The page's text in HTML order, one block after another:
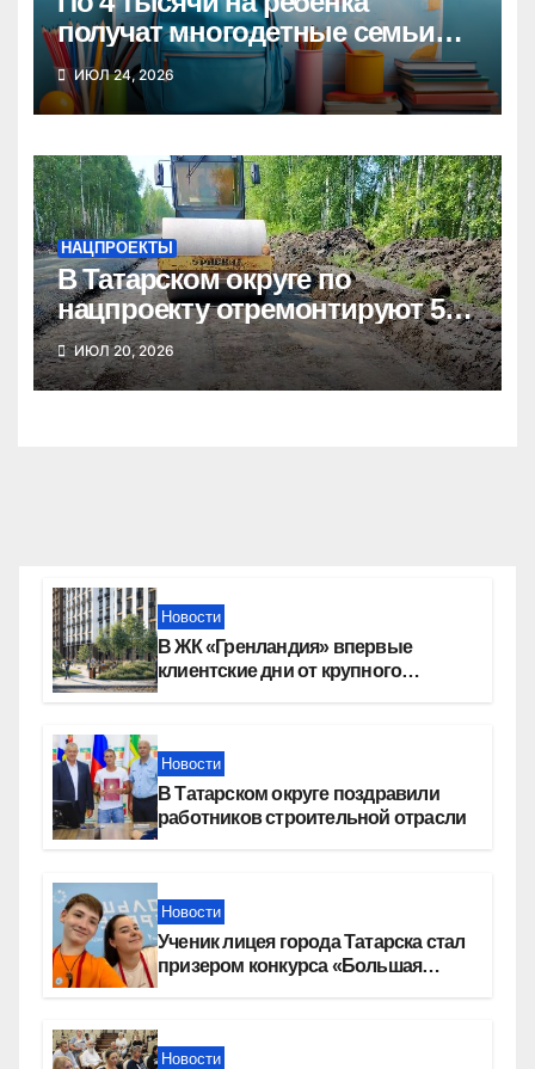
получат многодетные семьи
Новосибирской области к
школе
ИЮЛ 24, 2026
НАЦПРОЕКТЫ
В Татарском округе по
нацпроекту отремонтируют 5
километров дорог
ИЮЛ 20, 2026
Новости
В ЖК «Гренландия» впервые
клиентские дни от крупного
Новости
В Татарском округе поздравили
работников строительной отрасли
Новости
Ученик лицея города Татарска стал
призером конкурса «Большая
Новости